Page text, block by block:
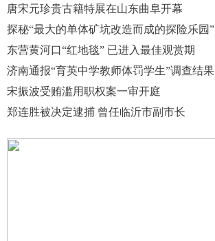
唐宋元珍贵古籍特展在山东曲阜开幕
探秘“最大的单体矿坑改造而成的探险乐园”
东营黄河口“红地毯” 已进入最佳观赏期
济南通报“育英中学教师体罚学生”调查结果
宋振波受贿滥用职权案一审开庭
郑连胜被决定逮捕 曾任临沂市副市长